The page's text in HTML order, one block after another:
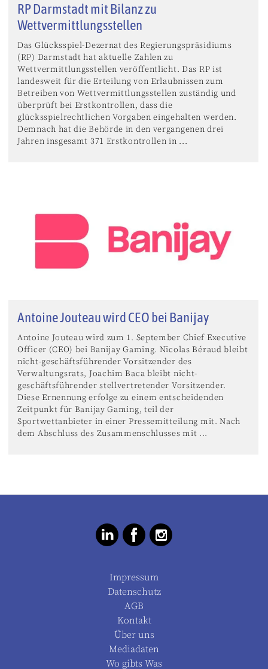
RP Darmstadt mit Bilanz zu
Wettvermittlungsstellen
Das Glücksspiel-Dezernat des Regierungspräsidiums
(RP) Darmstadt hat aktuelle Zahlen zu
Wettvermittlungsstellen veröffentlicht. Das RP ist
landesweit für die Erteilung von Erlaubnissen zum
Betreiben von Wettvermittlungsstellen zuständig und
überprüft bei Erstkontrollen, dass die
glücksspielrechtlichen Vorgaben eingehalten werden.
Demnach hat die Behörde in den vergangenen drei
Jahren insgesamt 371 Erstkontrollen in ...
Antoine Jouteau wird CEO bei Banijay
Antoine Jouteau wird zum 1. September Chief Executive
Officer (CEO) bei Banijay Gaming. Nicolas Béraud bleibt
nicht-geschäftsführender Vorsitzender des
Verwaltungsrats, Joachim Baca bleibt nicht-
geschäftsführender stellvertretender Vorsitzender.
Diese Ernennung erfolge zu einem entscheidenden
Zeitpunkt für Banijay Gaming, teil der
Sportwettanbieter in einer Pressemitteilung mit. Nach
dem Abschluss des Zusammenschlusses mit ...
Impressum
Datenschutz
AGB
Kontakt
Über uns
Mediadaten
Wo gibts Was